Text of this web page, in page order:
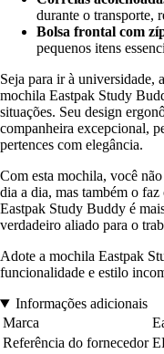
durante o transporte,
Bolsa frontal com
pequenos itens
Seja para ir à universidade,
mochila Eastpak Study
situações. Seu design
companheira excepcional,
pertences com elegância.
Com esta mochila, você
dia a dia, mas também o
Eastpak Study Buddy é
verdadeiro aliado para o
Adote a mochila Eastpak
funcionalidade e estilo
Informações adicionais
Marca
Referência do fornecedor